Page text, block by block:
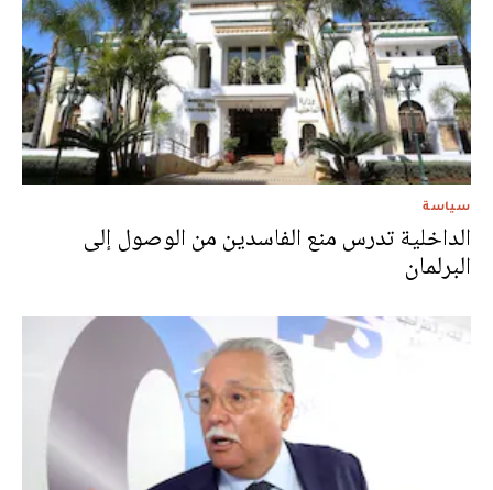
سياسة
الداخلية تدرس منع الفاسدين من الوصول إلى
البرلمان